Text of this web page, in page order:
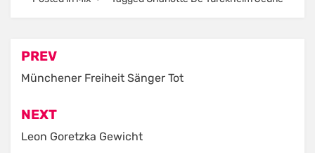
Post
navigation
PREV
Münchener Freiheit Sänger Tot
NEXT
Leon Goretzka Gewicht